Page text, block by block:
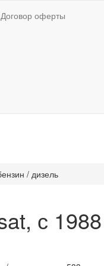
Договор оферты
/ дизель
с